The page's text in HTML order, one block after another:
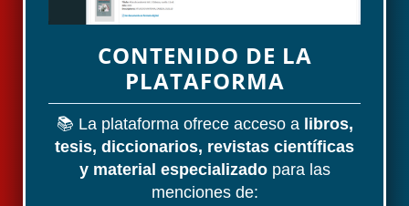
CONTENIDO DE LA
PLATAFORMA
📚 La plataforma ofrece acceso a libros,
tesis, diccionarios, revistas científicas
y material especializadopara las
menciones de: